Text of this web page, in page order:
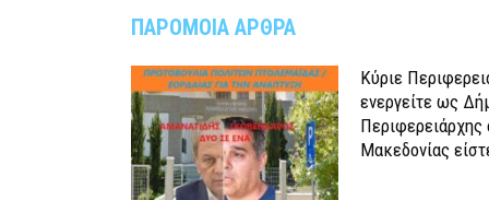
ΠΑΡΟΜΟΙΑ ΑΡΘΡΑ
Κύριε
ενεργείτε ως
Περιφερειάρχης
Μακεδονίας